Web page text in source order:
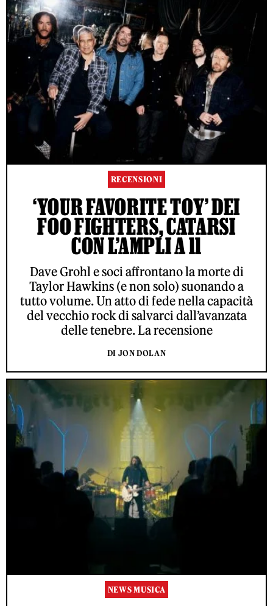
RECENSIONI
‘YOUR FAVORITE TOY’ DEI
FOO FIGHTERS, CATARSI
CON L’AMPLI A 11
Dave Grohl e soci affrontano la morte di
Taylor Hawkins (e non solo) suonando a
tutto volume. Un atto di fede nella capacità
del vecchio rock di salvarci dall’avanzata
delle tenebre. La recensione
DI JON DOLAN
NEWS MUSICA